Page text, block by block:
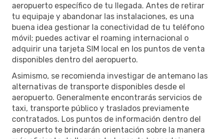
aeropuerto específico de tu llegada. Antes de retirar
tu equipaje y abandonar las instalaciones, es una
buena idea gestionar la conectividad de tu teléfono
móvil; puedes activar el roaming internacional o
adquirir una tarjeta SIM local en los puntos de venta
disponibles dentro del aeropuerto.
Asimismo, se recomienda investigar de antemano las
alternativas de transporte disponibles desde el
aeropuerto. Generalmente encontrarás servicios de
taxi, transporte público y traslados previamente
contratados. Los puntos de información dentro del
aeropuerto te brindarán orientación sobre la manera